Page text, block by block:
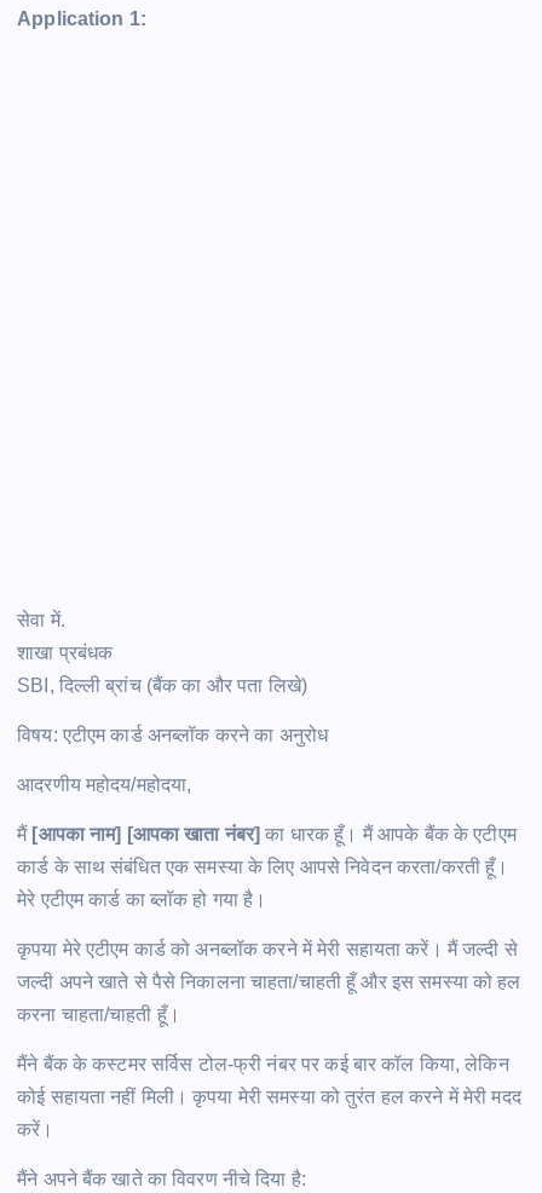
Application 1:
सेवा में.
शाखा प्रबंधक
SBI, दिल्ली ब्रांच (बैंक का और पता लिखे)
विषय: एटीएम कार्ड अनब्लॉक करने का अनुरोध
आदरणीय महोदय/महोदया,
मैं[आपका नाम] [आपका खाता नंबर]का धारक हूँ। मैं आपके बैंक के एटीएम
कार्ड के साथ संबंधित एक समस्या के लिए आपसे निवेदन करता/करती हूँ।
मेरे एटीएम कार्ड का ब्लॉक हो गया है।
कृपया मेरे एटीएम कार्ड को अनब्लॉक करने में मेरी सहायता करें। मैं जल्दी से
जल्दी अपने खाते से पैसे निकालना चाहता/चाहती हूँ और इस समस्या को हल
करना चाहता/चाहती हूँ।
मैंने बैंक के कस्टमर सर्विस टोल-फ्री नंबर पर कई बार कॉल किया, लेकिन
कोई सहायता नहीं मिली। कृपया मेरी समस्या को तुरंत हल करने में मेरी मदद
करें।
मैंने अपने बैंक खाते का विवरण नीचे दिया है: